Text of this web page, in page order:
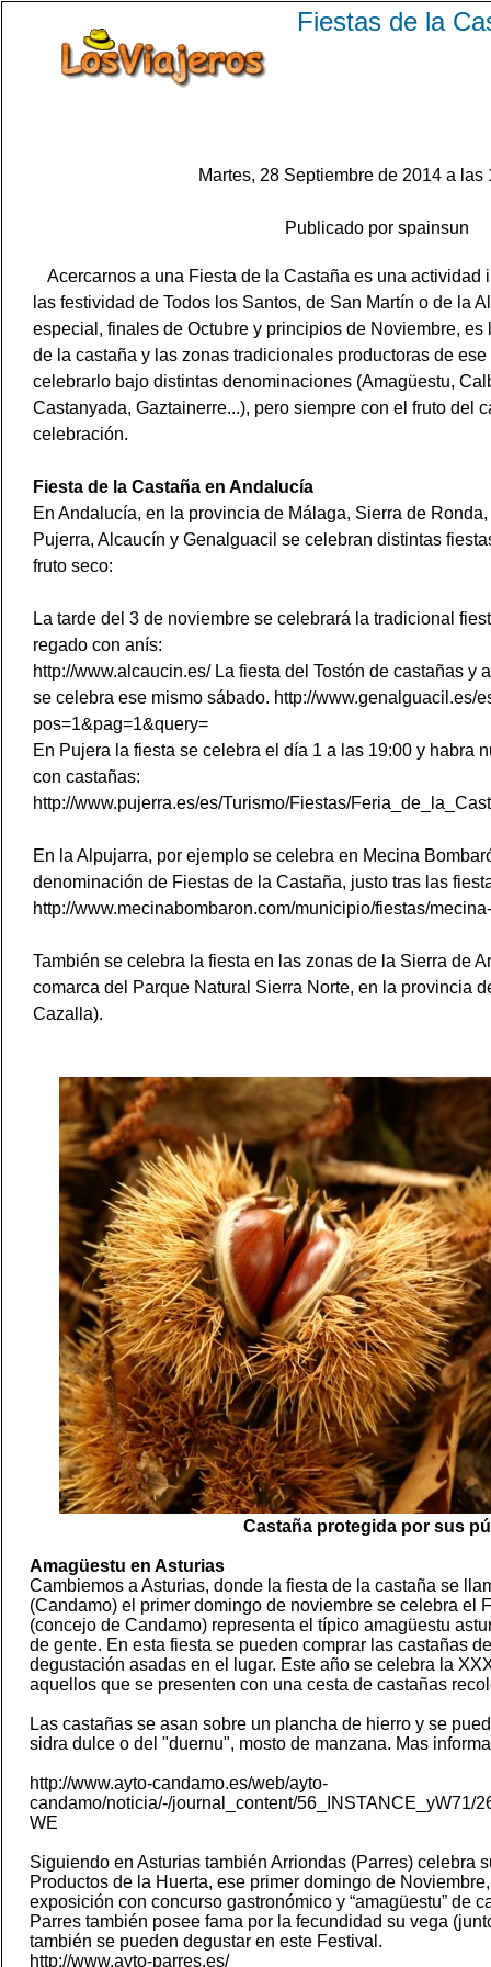
Fiestas de la
Martes, 28 Septiembre de 2014 a las
Publicado por spainsun
Acercarnos a una Fiesta de la Castaña es una actividad
las festividad de Todos los Santos, de San Martín o de la
especial, finales de Octubre y principios de Noviembre,
de la castaña y las zonas tradicionales productoras de
celebrarlo bajo distintas denominaciones (Amagüestu,
Castanyada, Gaztainerre...), pero siempre con el fruto del
celebración.
Fiesta de la Castaña en Andalucía
En Andalucía, en la provincia de Málaga, Sierra de
Pujerra, Alcaucín y Genalguacil se celebran distintas
fruto seco:
La tarde del 3 de noviembre se celebrará la tradicional
regado con anís:
http://www.alcaucin.es/ La fiesta del Tostón de castañas y
se celebra ese mismo sábado. http://www.genalguacil.es/
pos=1&pag=1&query=
En Pujera la fiesta se celebra el día 1 a las 19:00 y habra
con castañas:
http://www.pujerra.es/es/Turismo/Fiestas/
En la Alpujarra, por ejemplo se celebra en Mecina
denominación de Fiestas de la Castaña, justo tras las
http://www.mecinabombaron.com/municipio/fiestas/
También se celebra la fiesta en las zonas de la Sierra de
comarca del Parque Natural Sierra Norte, en la provincia
Cazalla).
Castaña protegida por sus
Amagüestu en Asturias
Cambiemos a Asturias, donde la fiesta de la castaña se
(Candamo) el primer domingo de noviembre se celebra el
(concejo de Candamo) representa el típico amagüestu
de gente. En esta fiesta se pueden comprar las castañas
degustación asadas en el lugar. Este año se celebra la
aquellos que se presenten con una cesta de castañas
Las castañas se asan sobre un plancha de hierro y se
sidra dulce o del "duernu", mosto de manzana. Mas
http://www.ayto-candamo.es/web/ayto-
candamo/noticia/-/journal_content/56_INSTANCE_yW71/
WE
Siguiendo en Asturias también Arriondas (Parres) celebra
Productos de la Huerta, ese primer domingo de
exposición con concurso gastronómico y “amagüestu” de
Parres también posee fama por la fecundidad su vega
también se pueden degustar en este Festival.
http://www.ayto-parres.es/